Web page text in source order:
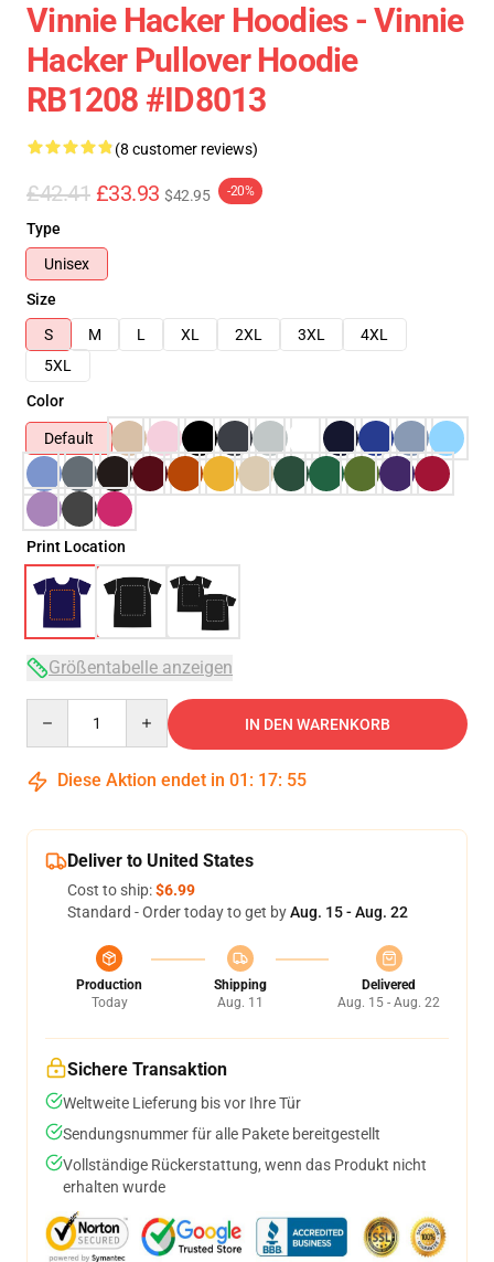
Vinnie Hacker Hoodies - Vinnie
Hacker Pullover Hoodie
RB1208 #ID8013
(8 customer reviews)
£42.41 £33.93 $42.95 -20%
Type
Unisex
Size
S
M L XL 2XL 3XL
4XL
5XL
Color
Default
Print Location
Größentabelle anzeigen
IN DEN WARENKORB
Diese Aktion endet in 01 : 17: 54
Deliver to United States
Cost to ship:$6.99
Standard - Order today to get byAug. 15 - Aug. 22
Production
Today
Shipping
Aug. 11
Delivered
Aug. 15 - Aug. 22
Sichere Transaktion
Weltweite Lieferung bis vor Ihre Tür
Sendungsnummer für alle Pakete bereitgestellt
Vollständige Rückerstattung, wenn das Produkt nicht
erhalten wurde